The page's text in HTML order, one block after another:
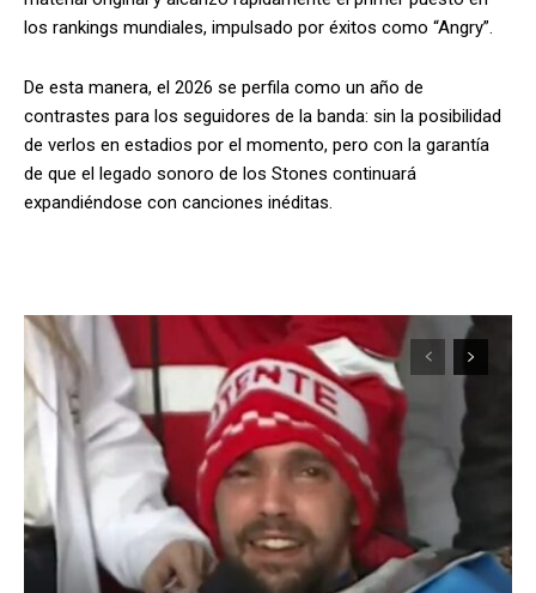
los rankings mundiales, impulsado por éxitos como “Angry”.
De esta manera, el 2026 se perfila como un año de
contrastes para los seguidores de la banda: sin la posibilidad
de verlos en estadios por el momento, pero con la garantía
de que el legado sonoro de los Stones continuará
expandiéndose con canciones inéditas.